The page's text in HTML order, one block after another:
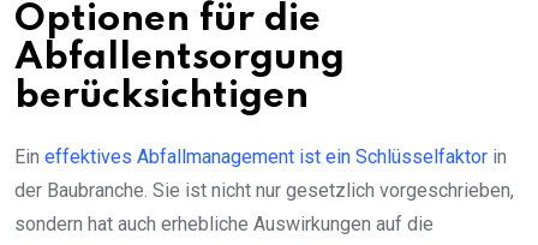
Optionen für die
Abfallentsorgung
berücksichtigen
Ein effektives Abfallmanagement ist ein Schlüsselfaktor in
der Baubranche. Sie ist nicht nur gesetzlich vorgeschrieben,
sondern hat auch erhebliche Auswirkungen auf die